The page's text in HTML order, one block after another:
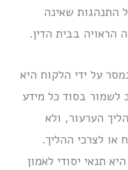
התנהגות שאינה
הראויה בבית הדין.
על ידי הלקוח היא
לשמור בסוד כל מידע
הערעור, ולא
לצרכי ההליך.
תנאי יסודי לאמון